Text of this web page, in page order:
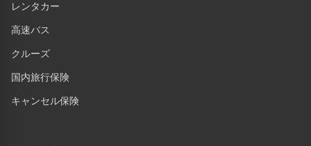
レンタカー
高速バス
クルーズ
国内旅行保険
キャンセル保険